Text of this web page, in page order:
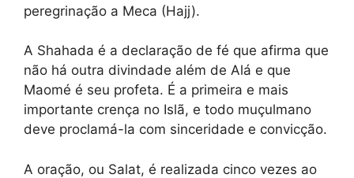
peregrinação a Meca (Hajj).
A Shahada é a declaração de fé que afirma que
não há outra divindade além de Alá e que
Maomé é seu profeta. É a primeira e mais
importante crença no Islã, e todo muçulmano
deve proclamá-la com sinceridade e convicção.
A oração, ou Salat, é realizada cinco vezes ao